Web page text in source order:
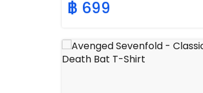
฿ 699